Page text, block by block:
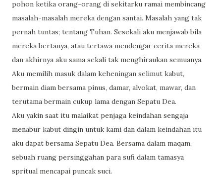
pohon ketika orang-orang di sekitarku ramai membincang
masalah-masalah mereka dengan santai. Masalah yang tak
pernah tuntas; tentang Tuhan. Sesekali aku menjawab bila
mereka bertanya, atau tertawa mendengar cerita mereka
dan akhirnya aku sama sekali tak menghiraukan semuanya.
Aku memilih masuk dalam keheningan selimut kabut,
bermain diam bersama pinus, damar, alvokat, mawar, dan
terutama bermain cukup lama dengan Sepatu Dea.
Aku yakin saat itu malaikat penjaga keindahan sengaja
menabur kabut dingin untuk kami dan dalam keindahan itu
aku dapat bersama Sepatu Dea. Bersama dalam maqam,
sebuah ruang persinggahan para sufi dalam tamasya
spritual mencapai puncak suci.